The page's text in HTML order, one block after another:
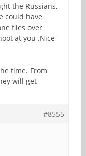
the Russians,
could have
flies over
at you .Nice
time. From
will get
#8555